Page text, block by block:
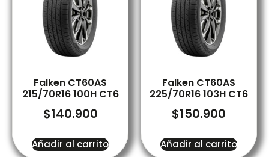
Falken CT60AS
215/70R16 100H CT6
$140.900
Añadir al carrito
Falken CT60AS
225/70R16 103H CT6
$150.900
Añadir al carrito